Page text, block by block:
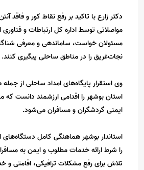
دکتر زارع با تاکید بر رفع نقاط کور و فاقد
مواصلاتی توسط اداره کل ارتباطات و فناوری
مسئولان خواست، ساماندهی و معرفی
نجات‌غریق را در مناطق ساحلی پیگیری کنند.
وی استقرار پایگاه‌های امداد ساحلی از
استان بوشهر را اقدامی ارزشمند دانست که
ایمنی گردشگران و مسافران می‌شود.
استاندار بوشهر هماهنگی کامل
را شرط ارائه خدمات مطلوب و ایمن به
تلاش برای رفع مشکلات ترافیکی، اقامتی و